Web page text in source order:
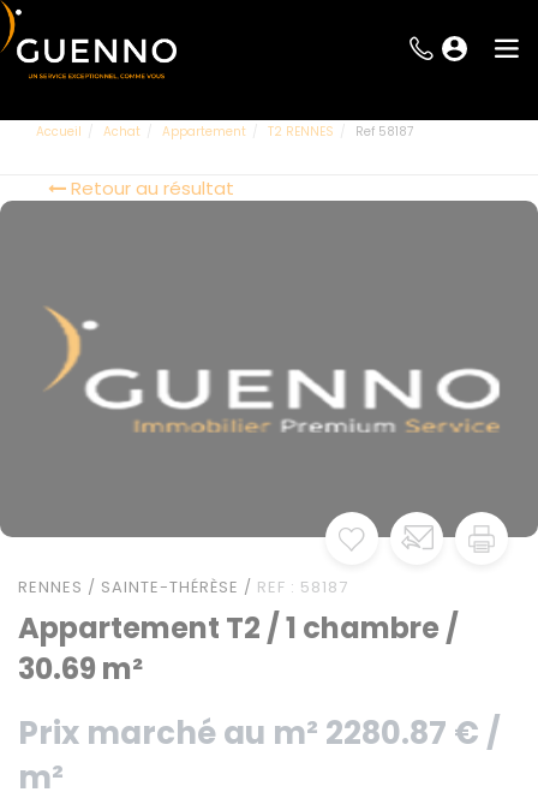
Accueil Achat Appartement T2 RENNES Ref 58187
Retour au résultat
RENNES / SAINTE-THÉRÈSE / REF : 58187
Appartement T2 / 1 chambre /
30.69 m²
Prix marché au m² 2280.87 € /
m²